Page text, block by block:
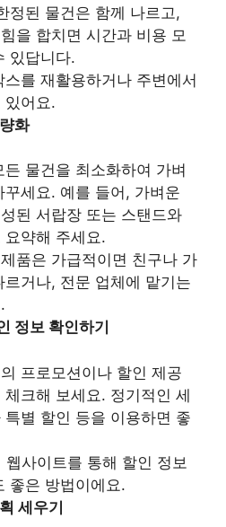
정된 물건은 함께 나르고,
을 합치면 시간과 비용 모
있답니다.
스를 재활용하거나 주변에서
있어요.
화
든 물건을 최소화하여 가벼
꾸세요. 예를 들어, 가벼운
된 서랍장 또는 스탠드와
요약해 주세요.
품은 가급적이면 친구나 가
르거나, 전문 업체에 맡기는
정보 확인하기
프로모션이나 할인 제공
체크해 보세요. 정기적인 세
특별 할인 등을 이용하면 좋
웹사이트를 통해 할인 정보
좋은 방법이에요.
세우기